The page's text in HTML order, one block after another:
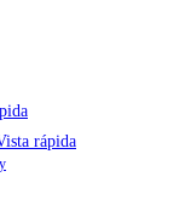
rápida